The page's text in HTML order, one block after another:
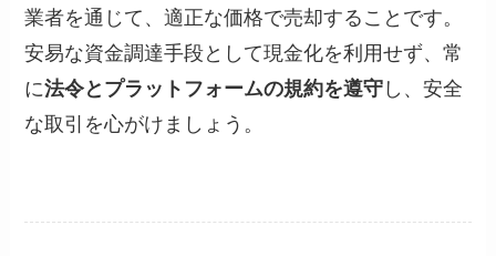
業者を通じて、適正な価格で売却することです。
安易な資金調達手段として現金化を利用せず、常
に法令とプラットフォームの規約を遵守 し、安全
な取引を心がけましょう。